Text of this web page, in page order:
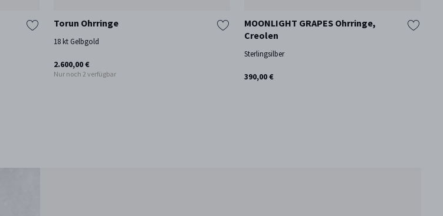
Torun Ohrringe
18 kt Gelbgold
2.600,00 €
Nur noch 2 verfügbar
MOONLIGHT GRAPES Ohrringe,
Creolen
Sterlingsilber
390,00 €